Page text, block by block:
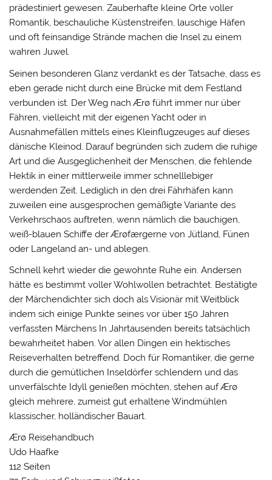
prädestiniert gewesen. Zauberhafte kleine Orte voller
Romantik, beschauliche Küstenstreifen, lauschige Häfen
und oft feinsandige Strände machen die Insel zu einem
wahren Juwel.
Seinen besonderen Glanz verdankt es der Tatsache, dass es
eben gerade nicht durch eine Brücke mit dem Festland
verbunden ist. Der Weg nach Ærø führt immer nur über
Fähren, vielleicht mit der eigenen Yacht oder in
Ausnahmefällen mittels eines Kleinflugzeuges auf dieses
dänische Kleinod. Darauf begründen sich zudem die ruhige
Art und die Ausgeglichenheit der Menschen, die fehlende
Hektik in einer mittlerweile immer schnelllebiger
werdenden Zeit. Lediglich in den drei Fährhäfen kann
zuweilen eine ausgesprochen gemäßigte Variante des
Verkehrschaos auftreten, wenn nämlich die bauchigen,
weiß-blauen Schiffe der Ærøfærgerne von Jütland, Fünen
oder Langeland an- und ablegen.
Schnell kehrt wieder die gewohnte Ruhe ein. Andersen
hätte es bestimmt voller Wohlwollen betrachtet. Bestätigte
der Märchendichter sich doch als Visionär mit Weitblick
indem sich einige Punkte seines vor über 150 Jahren
verfassten Märchens In Jahrtausenden bereits tatsächlich
bewahrheitet haben. Vor allen Dingen ein hektisches
Reiseverhalten betreffend. Doch für Romantiker, die gerne
durch die gemütlichen Inseldörfer schlendern und das
unverfälschte Idyll genießen möchten, stehen auf Ærø
gleich mehrere, zumeist gut erhaltene Windmühlen
klassischer, holländischer Bauart.
Ærø Reisehandbuch
Udo Haafke
112 Seiten